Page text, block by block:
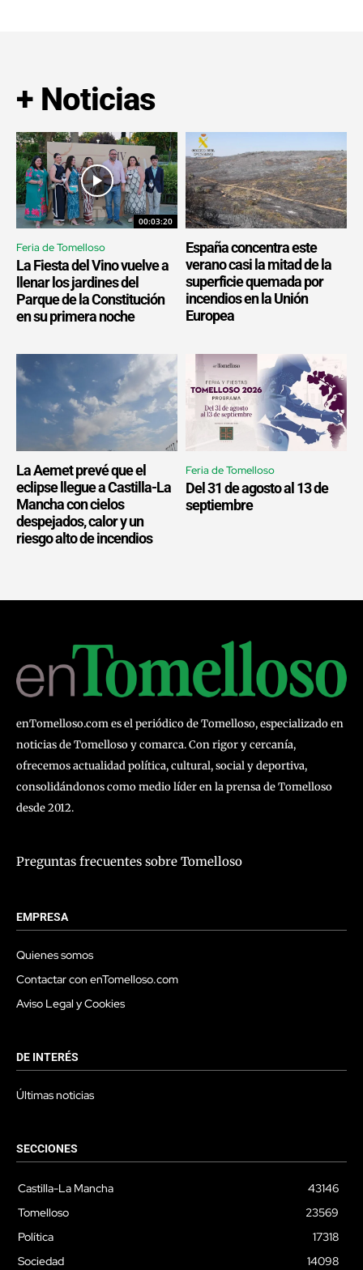
+ Noticias
00:03:20
Feria de Tomelloso
La Fiesta del Vino vuelve a
llenar los jardines del
Parque de la Constitución
en su primera noche
España concentra este
verano casi la mitad de la
superficie quemada por
incendios en la Unión
Europea
La Aemet prevé que el
eclipse llegue a Castilla-La
Mancha con cielos
despejados, calor y un
riesgo alto de incendios
Feria de Tomelloso
Del 31 de agosto al 13 de
septiembre
enTomelloso.com es el periódico de Tomelloso, especializado en
noticias de Tomelloso y comarca. Con rigor y cercanía,
ofrecemos actualidad política, cultural, social y deportiva,
consolidándonos como medio líder en la prensa de Tomelloso
desde 2012.
Preguntas frecuentes sobre Tomelloso
EMPRESA
Quienes somos
Contactar con enTomelloso.com
Aviso Legal y Cookies
DE INTERÉS
Últimas noticias
SECCIONES
Castilla-La Mancha
43146
Tomelloso
23569
Política
17318
Sociedad
14098